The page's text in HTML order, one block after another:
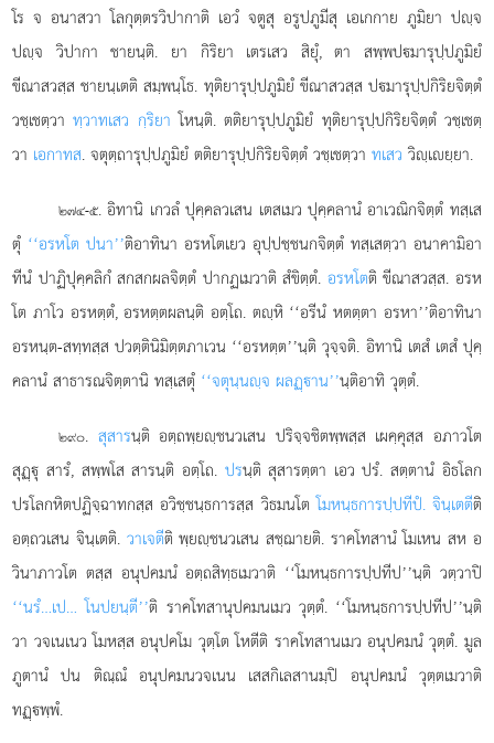
โร จ อนาสวา โลกุตฺตรวิปากาติ เอวํ จตูสุ อรูปภูมีสุ เอเกกาย ภูมิยา ปฺจ
ปฺจ วิปากา ชายนฺติ. ยา กิริยา เตรเสว สิยุํ, ตา สพฺพปมารุปฺปภูมิยํ
ขีณาสวสฺส ชายนฺเตติ สมฺพนฺโธ. ทุติยารุปฺปภูมิยํ ขีณาสวสฺส ปมารุปฺปกิริยจิตฺตํ
วชฺเชตฺวาทฺวาทเสว กฺริยา โหนฺติ. ตติยารุปฺปภูมิยํ ทุติยารุปฺปกิริยจิตฺตํ วชฺเชตฺ
วา เอกาทส. จตุตฺถารุปฺปภูมิยํ ตติยารุปฺปกิริยจิตฺตํ วชฺเชตฺวาทเสว วิฺเยฺยา.
๒๗๔-๕. อิทานิ เกวลํ ปุคฺคลวเสน เตสเมว ปุคฺคลานํ อาเวณิกจิตฺตํ ทสฺเส
ตุํ ‘‘อรหโต ปนา’’ติอาทินา อรหโตเยว อุปฺปชฺชนกจิตฺตํ ทสฺเสตฺวา อนาคามิอา
ทีนํ ปาฏิปุคฺคลิกํ สกสกผลจิตฺตํ ปากฏเมวาติ สํขิตฺตํ. อรหโตติ ขีณาสวสฺส. อรห
โต ภาโว อรหตฺตํ, อรหตฺตผลนฺติ อตฺโถ. ตฺหิ ‘‘อรีนํ หตตฺตา อรหา’’ติอาทินา
อรหนฺต-สทฺทสฺส ปวตฺตินิมิตฺตภาเวน ‘‘อรหตฺต’’นฺติ วุจฺจติ. อิทานิ เตสํ เตสํ ปุคฺ
คลานํ สาธารณจิตฺตานิ ทสฺเสตุํ ‘‘จตุนฺนฺจ ผลฏฺาน’’นฺติอาทิ วุตฺตํ.
๒๙๐. สุสารนฺติ อตฺถพฺยฺชนวเสน ปริจฺจชิตพฺพสฺส เผคฺคุสฺส อภาวโต
สุฏฺุ สารํ, สพฺพโส สารนฺติ อตฺโถ. ปรนฺติ สุสารตฺตา เอว ปรํ. สตฺตานํ อิธโลก
ปรโลกหิตปฏิจฺฉาทกสฺส อวิชฺชนฺธการสฺส วิธมนโตโมหนฺธการปฺปทีปํ. จินฺเตตีติ
อตฺถวเสน จินฺเตติ. วาเจตีติ พฺยฺชนวเสนสชฺฌายติ. ราคโทสานํ โมเหน สห อ
วินาภาวโต ตสฺส อนุปคมนํ อตฺถสิทฺธเมวาติ ‘‘โมหนฺธการปฺปทีป’’นฺติ วตฺวาปิ
‘‘นรํ…เป… โนปยนฺตี’’ติ ราคโทสานุปคมนเมว วุตฺตํ. ‘‘โมหนฺธการปฺปทีป’’นฺติ
วา วจเนเนว โมหสฺส อนุปคโม วุตฺโต โหตีติ ราคโทสานเมว อนุปคมนํ วุตฺตํ. มูล
ภูตานํ ปน ติณฺณํ อนุปคมนวจเนน เสสกิเลสานมฺปิ อนุปคมนํ วุตฺตเมวาติ
ทฏฺพฺพํ.